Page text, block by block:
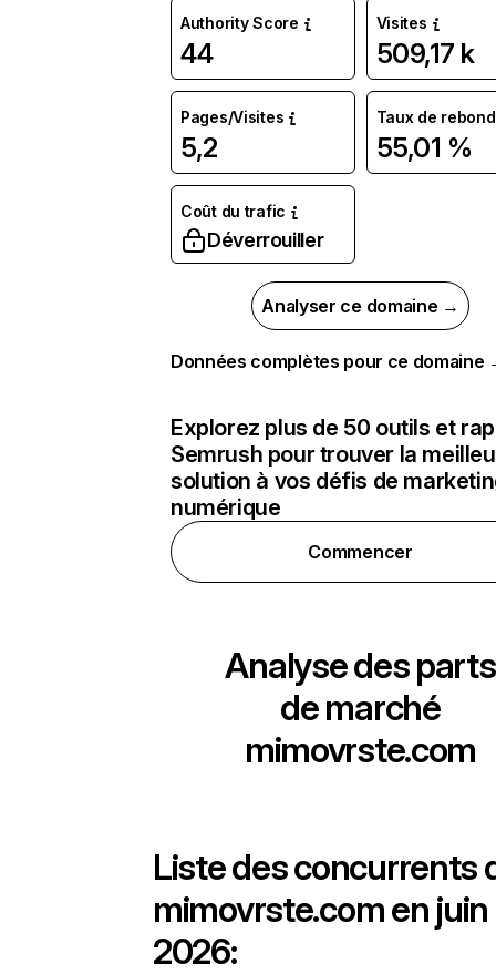
Authority Score
44
Visites
509,17 k
Pages/Visites
5,2
Taux de rebond
55,01 %
Coût du trafic
Déverrouiller
Analyser ce domaine →
Données complètes pour ce domaine
Explorez plus de 50 outils et
Semrush pour trouver la
solution à vos défis de
numérique
Commencer
Analyse des parts
de marché
mimovrste.com
Liste des concurrents
mimovrste.com en juin
2026: